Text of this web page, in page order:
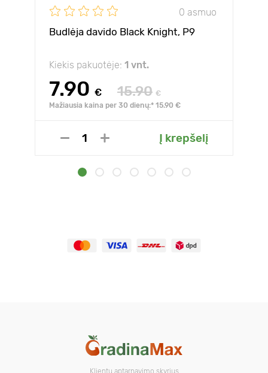
0 asmuo
Budlėja davido Black Knight, P9
Kiekis pakuotėje: 1 vnt.
7.90 € 15.90 €
Mažiausia kaina per 30 dienų:* 15.90 €
Į krepšelį
Klientų aptarnavimo skyrius